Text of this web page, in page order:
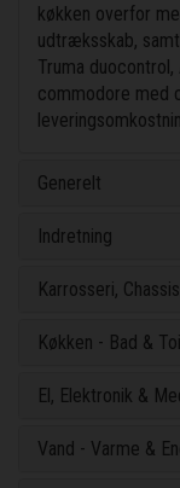
køkken overfor
udtræksskab,
Truma
commodore med
Generelt
Indretning
Karrosseri,
Køkken - Bad &
El, Elektronik &
Vand - Varme &